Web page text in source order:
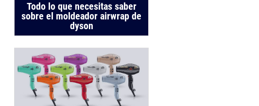
Todo lo que necesitas saber
sobre el moldeador airwrap de
dyson